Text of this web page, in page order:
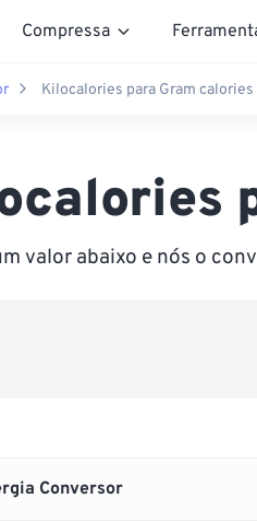
Compressa
Kilocalories para Gram calories
valor abaixo e nós o